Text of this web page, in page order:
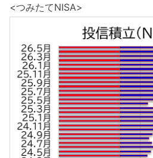
<つみたてNISA>